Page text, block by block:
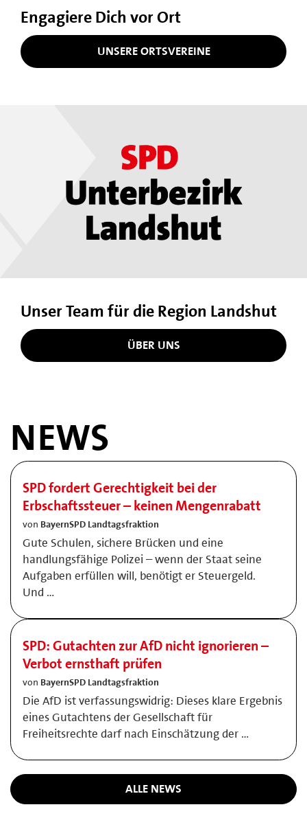
Engagiere Dich vor Ort
UNSERE ORTSVEREINE
Unser Team für die Region Landshut
ÜBER UNS
NEWS
SPD fordert Gerechtigkeit bei der
Erbschaftssteuer – keinen Mengenrabatt
von BayernSPD Landtagsfraktion
Gute Schulen, sichere Brücken und eine
handlungsfähige Polizei – wenn der Staat seine
Aufgaben erfüllen will, benötigt er Steuergeld.
Und …
SPD: Gutachten zur AfD nicht ignorieren –
Verbot ernsthaft prüfen
von BayernSPD Landtagsfraktion
Die AfD ist verfassungswidrig: Dieses klare Ergebnis
eines Gutachtens der Gesellschaft für
Freiheitsrechte darf nach Einschätzung der …
ALLE NEWS